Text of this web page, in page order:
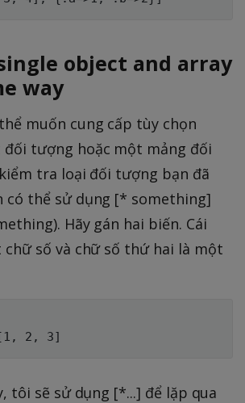
object and array
way
muốn cung cấp tùy chọn
đối tượng hoặc một mảng đối
tra loại đối tượng bạn đã
có thể sử dụng [* something]
Hãy gán hai biến. Cái
số và chữ số thứ hai là một
tôi sẽ sử dụng [*...] để lặp qua